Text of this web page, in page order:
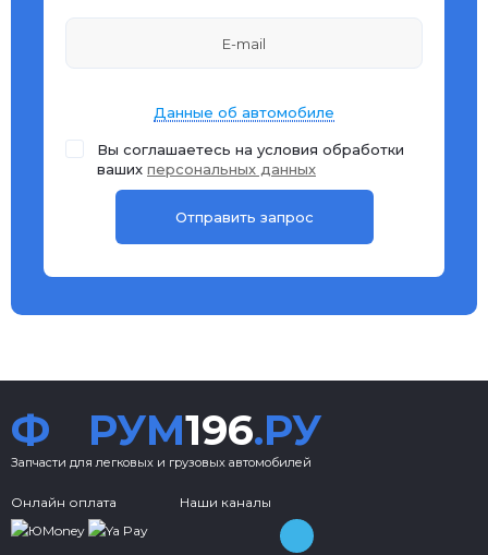
Данные об автомобиле
Вы соглашаетесь на условия обработки
ваших персональных данных
Ф РУМ196.РУ
Запчасти для легковых и грузовых автомобилей
Онлайн оплата Наши каналы